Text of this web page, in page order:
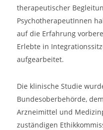
therapeutischer
PsychotherapeutInnen
auf die Erfahrung
Erlebte in
aufgearbeitet.
Die klinische Studie
Bundesoberbehörde,
Arzneimittel und
zuständigen